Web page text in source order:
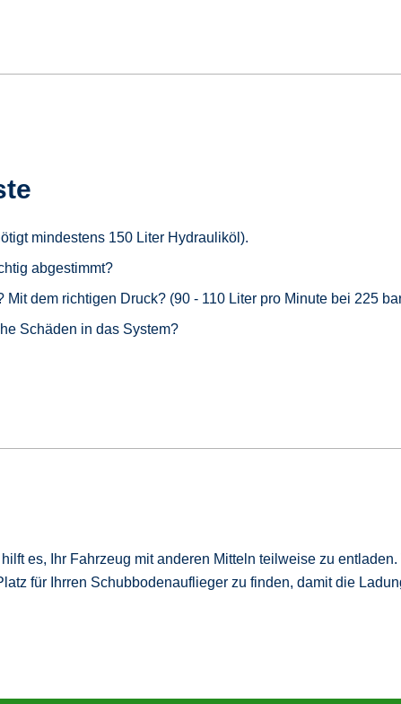
mindestens 150 Liter Hydrauliköl).
abgestimmt?
Mit dem richtigen Druck? (90 - 110 Liter pro Minute bei 225
Schäden in das System?
es, Ihr Fahrzeug mit anderen Mitteln teilweise zu
für Ihrren Schubbodenauflieger zu finden, damit die